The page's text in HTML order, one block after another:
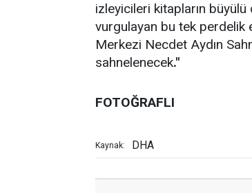
izleyicileri kitapların büyülü
vurgulayan bu tek perdelik
Merkezi Necdet Aydın
sahnelenecek."
FOTOĞRAFLI
Kaynak: DHA